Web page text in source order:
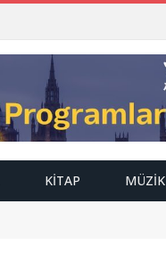
KITAP MÜZIK